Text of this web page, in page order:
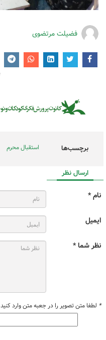
فضیلت مرتضوی
برچسب‌ها استقبال محرم
ارسال نظر
نام *
ایمیل
نظر شما *
* لطفا متن تصویر را در جعبه متن وارد کنید